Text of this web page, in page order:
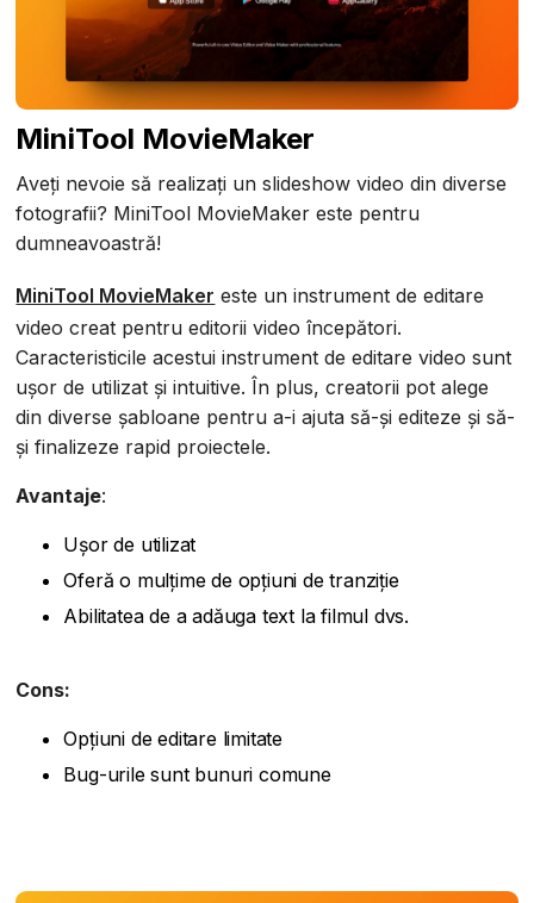
MiniTool MovieMaker
Aveți nevoie să realizați un slideshow video din diverse
fotografii? MiniTool MovieMaker este pentru
dumneavoastră!
MiniTool MovieMaker este un instrument de editare
video creat pentru editorii video începători.
Caracteristicile acestui instrument de editare video sunt
ușor de utilizat și intuitive. În plus, creatorii pot alege
din diverse șabloane pentru a-i ajuta să-și editeze și să-
și finalizeze rapid proiectele.
Avantaje:
Ușor de utilizat
Oferă o mulțime de opțiuni de tranziție
Abilitatea de a adăuga text la filmul dvs.
Cons:
Opțiuni de editare limitate
Bug-urile sunt bunuri comune